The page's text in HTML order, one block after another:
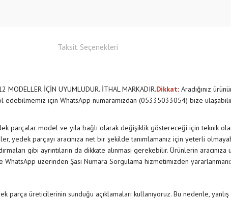
Taksit Seçenekleri
İÇİN UYUMLUDUR. İTHAL MARKADIR.Dikkat: Aradığınız
edebilmemiz için WhatsApp numaramızdan (05335033054) bize
parçalar model ve yıla bağlı olarak değişiklik göstereceği için teknik
yedek parçayı aracınıza net bir şekilde tanımlamanız için yeterli
gibi ayrıntıların da dikkate alınması gerekebilir. Ürünlerin
WhatsApp üzerinden Şasi Numara Sorgulama hizmetimizden
parça üreticilerinin sunduğu açıklamaları kullanıyoruz. Bu nedenle,